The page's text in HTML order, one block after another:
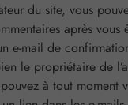
du site, vous
après vous
e-mail de
le propriétaire de
à tout moment